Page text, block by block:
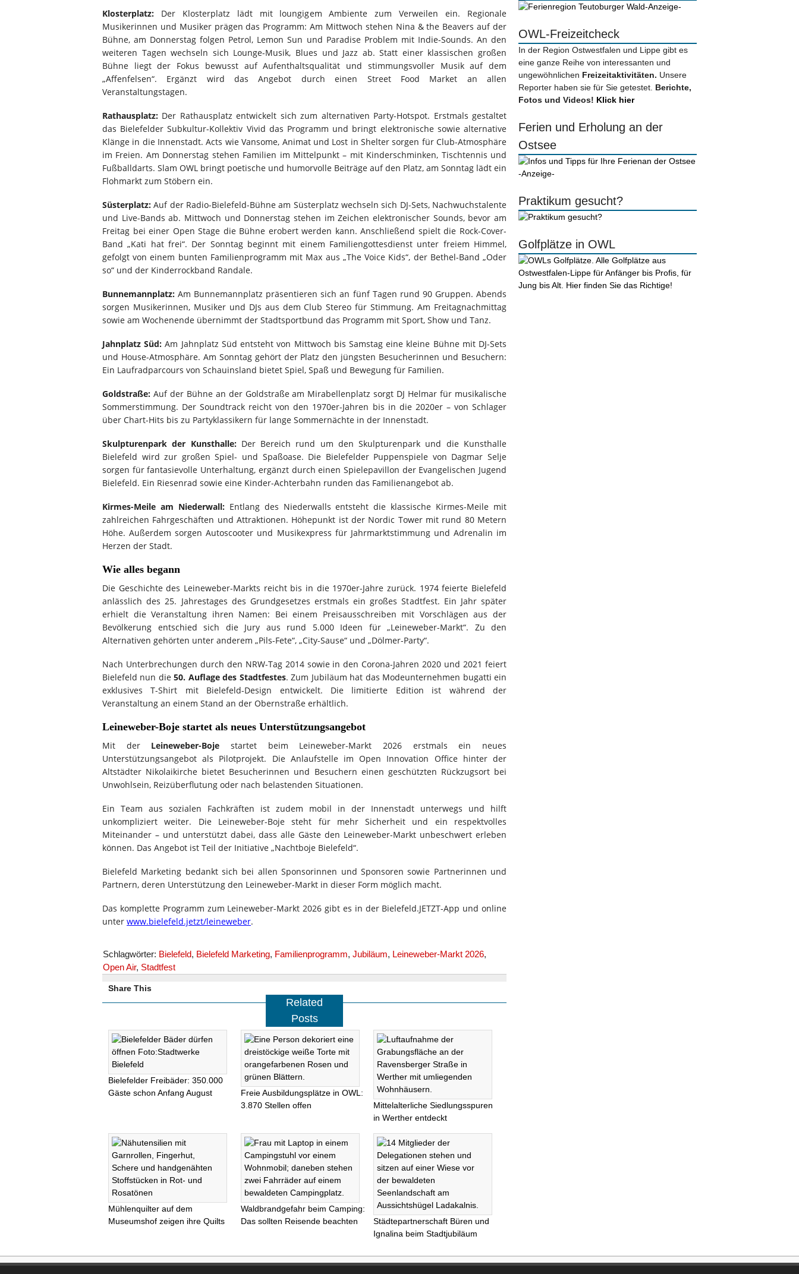
Klosterplatz: Der Klosterplatz lädt mit loungigem Ambiente zum Verweilen ein. Regionale
Musikerinnen und Musiker prägen das Programm: Am Mittwoch stehen Nina & the Beavers auf der
Bühne, am Donnerstag folgen Petrol, Lemon Sun und Paradise Problem mit Indie-Sounds. An den
weiteren Tagen wechseln sich Lounge-Musik, Blues und Jazz ab. Statt einer klassischen großen
Bühne liegt der Fokus bewusst auf Aufenthaltsqualität und stimmungsvoller Musik auf dem
„Affenfelsen“. Ergänzt wird das Angebot durch einen Street Food Market an allen
Veranstaltungstagen.
Rathausplatz: Der Rathausplatz entwickelt sich zum alternativen Party-Hotspot. Erstmals gestaltet
das Bielefelder Subkultur-Kollektiv Vivid das Programm und bringt elektronische sowie alternative
Klänge in die Innenstadt. Acts wie Vansome, Animat und Lost in Shelter sorgen für Club-Atmosphäre
im Freien. Am Donnerstag stehen Familien im Mittelpunkt – mit Kinderschminken, Tischtennis und
Fußballdarts. Slam OWL bringt poetische und humorvolle Beiträge auf den Platz, am Sonntag lädt ein
Flohmarkt zum Stöbern ein.
Süsterplatz: Auf der Radio-Bielefeld-Bühne am Süsterplatz wechseln sich DJ-Sets, Nachwuchstalente
und Live-Bands ab. Mittwoch und Donnerstag stehen im Zeichen elektronischer Sounds, bevor am
Freitag bei einer Open Stage die Bühne erobert werden kann. Anschließend spielt die Rock-Cover-
Band „Kati hat frei“. Der Sonntag beginnt mit einem Familiengottesdienst unter freiem Himmel,
gefolgt von einem bunten Familienprogramm mit Max aus „The Voice Kids“, der Bethel-Band „Oder
so“ und der Kinderrockband Randale.
Bunnemannplatz: Am Bunnemannplatz präsentieren sich an fünf Tagen rund 90 Gruppen. Abends
sorgen Musikerinnen, Musiker und DJs aus dem Club Stereo für Stimmung. Am Freitagnachmittag
sowie am Wochenende übernimmt der Stadtsportbund das Programm mit Sport, Show und Tanz.
Jahnplatz Süd: Am Jahnplatz Süd entsteht von Mittwoch bis Samstag eine kleine Bühne mit DJ-Sets
und House-Atmosphäre. Am Sonntag gehört der Platz den jüngsten Besucherinnen und Besuchern:
Ein Laufradparcours von Schauinsland bietet Spiel, Spaß und Bewegung für Familien.
Goldstraße: Auf der Bühne an der Goldstraße am Mirabellenplatz sorgt DJ Helmar für musikalische
Sommerstimmung. Der Soundtrack reicht von den 1970er-Jahren bis in die 2020er – von Schlager
über Chart-Hits bis zu Partyklassikern für lange Sommernächte in der Innenstadt.
Skulpturenpark der Kunsthalle:Der Bereich rund um den Skulpturenpark und die Kunsthalle
Bielefeld wird zur großen Spiel- und Spaßoase. Die Bielefelder Puppenspiele von Dagmar Selje
sorgen für fantasievolle Unterhaltung, ergänzt durch einen Spielepavillon der Evangelischen Jugend
Bielefeld. Ein Riesenrad sowie eine Kinder-Achterbahn runden das Familienangebot ab.
Kirmes-Meile am Niederwall:Entlang des Niederwalls entsteht die klassische Kirmes-Meile mit
zahlreichen Fahrgeschäften und Attraktionen. Höhepunkt ist der Nordic Tower mit rund 80 Metern
Höhe. Außerdem sorgen Autoscooter und Musikexpress für Jahrmarktstimmung und Adrenalin im
Herzen der Stadt.
Wie alles begann
Die Geschichte des Leineweber-Markts reicht bis in die 1970er-Jahre zurück. 1974 feierte Bielefeld
anlässlich des 25. Jahrestages des Grundgesetzes erstmals ein großes Stadtfest. Ein Jahr später
erhielt die Veranstaltung ihren Namen: Bei einem Preisausschreiben mit Vorschlägen aus der
Bevölkerung entschied sich die Jury aus rund 5.000 Ideen für „Leineweber-Markt“. Zu den
Alternativen gehörten unter anderem „Pils-Fete“, „City-Sause“ und „Dölmer-Party“.
Nach Unterbrechungen durch den NRW-Tag 2014 sowie in den Corona-Jahren 2020 und 2021 feiert
Bielefeld nun die50. Auflage des Stadtfestes. Zum Jubiläum hat das Modeunternehmen bugatti ein
exklusives T-Shirt mit Bielefeld-Design entwickelt. Die limitierte Edition ist während der
Veranstaltung an einem Stand an der Obernstraße erhältlich.
Leineweber-Boje startet als neues Unterstützungsangebot
Mit der Leineweber-Boje startet beim Leineweber-Markt 2026 erstmals ein neues
Unterstützungsangebot als Pilotprojekt. Die Anlaufstelle im Open Innovation Office hinter der
Altstädter Nikolaikirche bietet Besucherinnen und Besuchern einen geschützten Rückzugsort bei
Unwohlsein, Reizüberflutung oder nach belastenden Situationen.
Ein Team aus sozialen Fachkräften ist zudem mobil in der Innenstadt unterwegs und hilft
unkompliziert weiter. Die Leineweber-Boje steht für mehr Sicherheit und ein respektvolles
Miteinander – und unterstützt dabei, dass alle Gäste den Leineweber-Markt unbeschwert erleben
können. Das Angebot ist Teil der Initiative „Nachtboje Bielefeld“.
Bielefeld Marketing bedankt sich bei allen Sponsorinnen und Sponsoren sowie Partnerinnen und
Partnern, deren Unterstützung den Leineweber-Markt in dieser Form möglich macht.
Das komplette Programm zum Leineweber-Markt 2026 gibt es in der Bielefeld.JETZT-App und online
unter www.bielefeld.jetzt/leineweber.
Schlagwörter: Bielefeld, Bielefeld Marketing, Familienprogramm, Jubiläum, Leineweber-Markt 2026,
Open Air, Stadtfest
Share This
Related
Posts
Bielefelder Freibäder: 350.000
Gäste schon Anfang August
Freie Ausbildungsplätze in OWL:
3.870 Stellen offen
Mittelalterliche Siedlungsspuren
in Werther entdeckt
Mühlenquilter auf dem
Museumshof zeigen ihre Quilts
Waldbrandgefahr beim Camping:
Das sollten Reisende beachten
Städtepartnerschaft Büren und
Ignalina beim Stadtjubiläum
-Anzeige-
OWL-Freizeitcheck
In der Region Ostwestfalen und Lippe gibt es
eine ganze Reihe von interessanten und
ungewöhnlichen Freizeitaktivitäten. Unsere
Reporter haben sie für Sie getestet. Berichte,
Fotos und Videos! Klick hier
Ferien und Erholung an der
Ostsee
-Anzeige-
Praktikum gesucht?
Golfplätze in OWL